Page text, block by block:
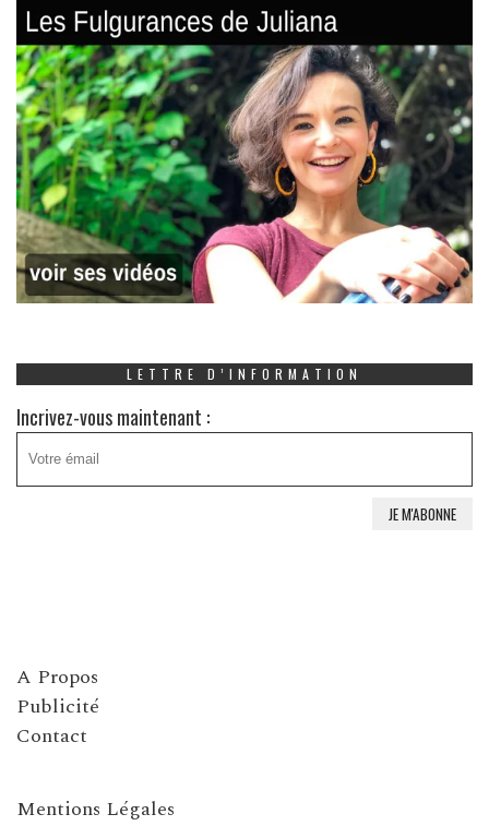
LETTRE D’INFORMATION
Incrivez-vous maintenant :
A Propos
Publicité
Contact
Mentions Légales